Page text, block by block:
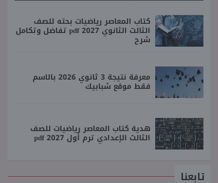
كتاب المعاصر رياضيات بحته للصف
الثالث الثانوي 2027 pdf تفاضل وتكامل
شرح
معرفة نتيجة 3 ثانوي 2026 بالاسم
فقط موقع شبابيك
هدية كتاب المعاصر رياضيات للصف
الثالث الإعدادي ترم أول 2027 pdf
تابعنا